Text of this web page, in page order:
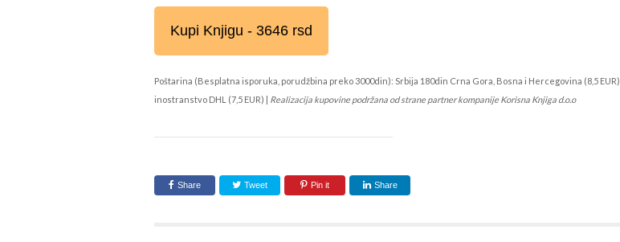
Kupi Knjigu - 3646 rsd
Poštarina (Besplatna isporuka, porudžbina preko 3000din): Srbija 180din Crna Gora, Bosna i Hercegovina (8,5 EUR),
inostranstvo DHL (7,5 EUR) | Realizacija kupovine podržana od strane partner kompanije Korisna Knjiga d.o.o
Share Tweet Pin it Share